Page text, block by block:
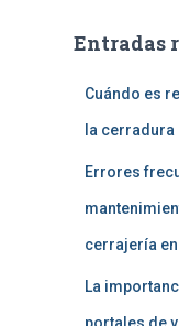
a
Entradas
Cuándo es
la
Errores
cerrajería
La